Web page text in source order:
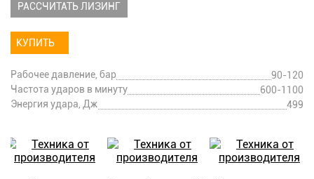
РАССЧИТАТЬ ЛИЗИНГ
КУПИТЬ
Рабочее давление, бар
90-120
Частота ударов в минуту
600-1100
Энергия удара, Дж
499